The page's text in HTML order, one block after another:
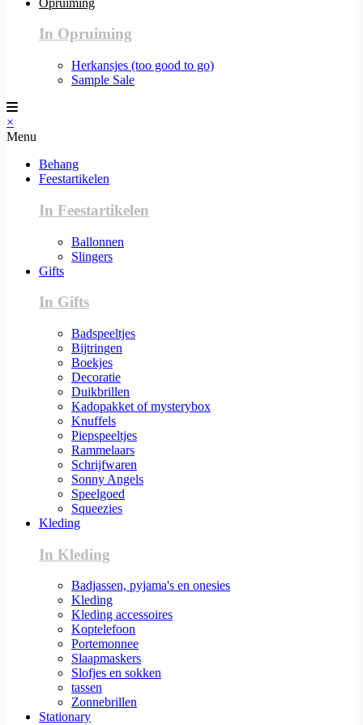
In Opruiming
Herkansjes (too good to go)
Sample Sale
×
Menu
Behang
Feestartikelen
In Feestartikelen
Ballonnen
Slingers
Gifts
In Gifts
Badspeeltjes
Bijtringen
Boekjes
Decoratie
Duikbrillen
Kadopakket of mysterybox
Knuffels
Piepspeeltjes
Rammelaars
Schrijfwaren
Sonny Angels
Speelgoed
Squeezies
Kleding
In Kleding
Badjassen, pyjama's en onesies
Kleding
Kleding accessoires
Koptelefoon
Portemonnee
Slaapmaskers
Slofjes en sokken
tassen
Zonnebrillen
Stationary